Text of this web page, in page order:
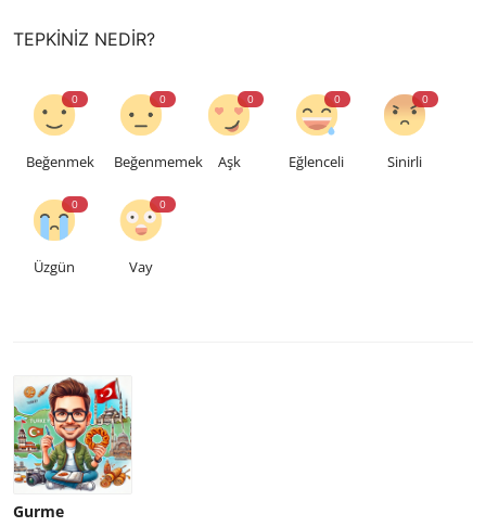
TEPKINIZ NEDIR?
0
Beğenmek
0
Beğenmemek
0
Aşk
0
Eğlenceli
0
Sinirli
0
Üzgün
0
Vay
Gurme